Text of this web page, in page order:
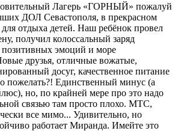
Лагерь «ГОРНЫЙ» пожалуй
ДОЛ Севастополя, в прекрасном
для отдыха детей. Наш ребёнок провел
получил колоссальный заряд
позитивных эмоций и море
друзья, отличные вожатые,
досуг, качественное питание
пожелать?! Единственный минус (а
но, по крайней мере про это надо
связью там просто плохо. МТС,
все мимо... Удивительно, но
работает Миранда. Имейте это